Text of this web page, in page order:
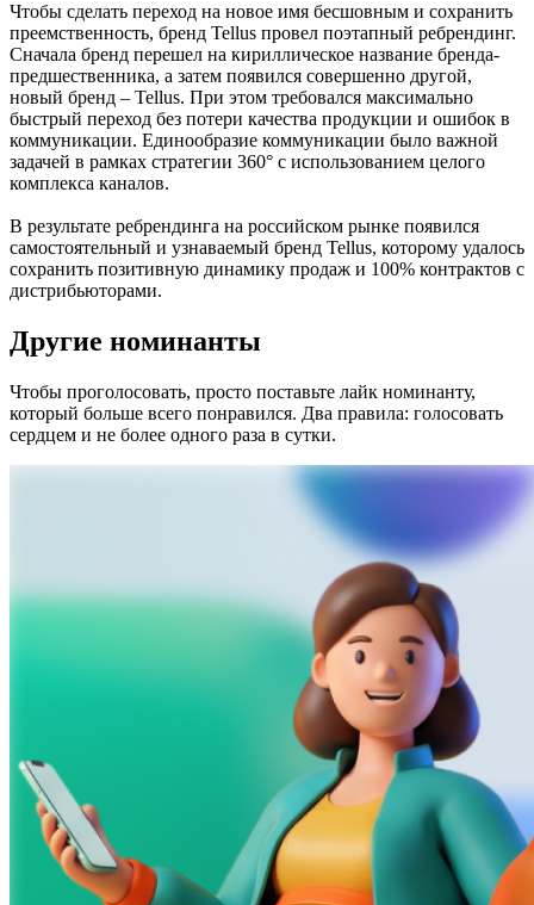
Чтобы сделать переход на новое имя бесшовным и сохранить
преемственность, бренд Tellus провел поэтапный ребрендинг.
Сначала бренд перешел на кириллическое название бренда-
предшественника, а затем появился совершенно другой,
новый бренд – Tellus. При этом требовался максимально
быстрый переход без потери качества продукции и ошибок в
коммуникации. Единообразие коммуникации было важной
задачей в рамках стратегии 360° с использованием целого
комплекса каналов.
В результате ребрендинга на российском рынке появился
самостоятельный и узнаваемый бренд Tellus, которому удалось
сохранить позитивную динамику продаж и 100% контрактов с
дистрибьюторами.
Другие номинанты
Чтобы проголосовать, просто поставьте лайк номинанту,
который больше всего понравился. Два правила: голосовать
сердцем и не более одного раза в сутки.